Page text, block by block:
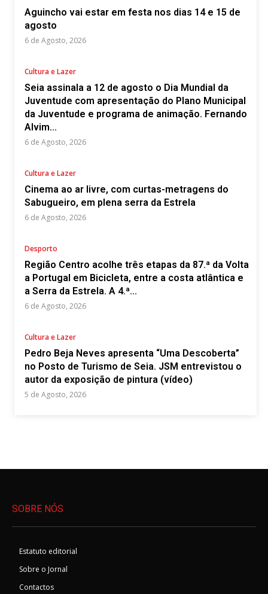
Aguincho vai estar em festa nos dias 14 e 15 de
agosto
6 de Agosto, 2026
Cultura e Lazer
Seia assinala a 12 de agosto o Dia Mundial da
Juventude com apresentação do Plano Municipal
da Juventude e programa de animação. Fernando
Alvim...
6 de Agosto, 2026
Cultura e Lazer
Cinema ao ar livre, com curtas-metragens do
Sabugueiro, em plena serra da Estrela
6 de Agosto, 2026
Desporto
Região Centro acolhe três etapas da 87.ª da Volta
a Portugal em Bicicleta, entre a costa atlântica e
a Serra da Estrela. A 4.ª...
6 de Agosto, 2026
Cultura e Lazer
Pedro Beja Neves apresenta “Uma Descoberta”
no Posto de Turismo de Seia. JSM entrevistou o
autor da exposição de pintura (vídeo)
5 de Agosto, 2026
SOBRE NÓS
Estatuto editorial
Sobre o Jornal
Contactos